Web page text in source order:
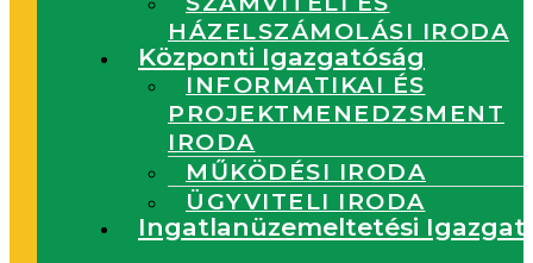
HÁZELSZÁMOLÁSI IRODA
Központi Igazgatóság
INFORMATIKAI ÉS
PROJEKTMENEDZSMENT
IRODA
MŰKÖDÉSI IRODA
ÜGYVITELI IRODA
Ingatlanüzemeltetési